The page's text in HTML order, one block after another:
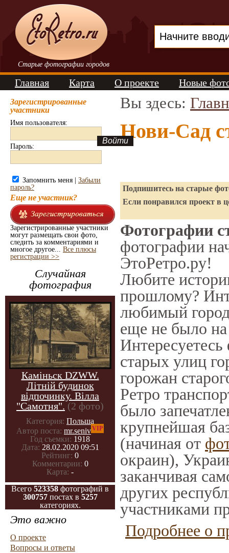
Старые фотографии городов
Главная Карта О проекте Новые
Зарегистрированные
участники
Имя пользователя:
Пароль:
Запомнить меня | Забыли
пароль?
Еще не участник?
Зарегистрированные участники
могут размещать свои фото,
следить за комментариями и
многое другое... Все плюсы
регистрации >>
Случайная
фотография
Каміньск DZWW.
Літній будинок
відпочинку. Вілла
"Самотня". (2 фото)
Категория: Польша
Автор поста: mr.senivVIP
Год съемки: 1918
Дата: 28.02.2020 09:51
Рейтинг: 0
Комментарии: 0
Карта: -
Всего 523358 фотографий в
300757постах в 5257
категориях.
Это важно
О проекте
Вопросы и ответы
Вы здесь:
Нови-Сад
Подпишитесь на старые
Если понравился проект в
Фотографии
фотографии
ЭтоРетро.ру!
Любите
прошлому?
любимый
еще не было на
Интересуетесь
старых улиц
горожан
Ретро
было
крупнейшая
(начиная от
окраин),
заканчивая
других
участниками
Подробнее о